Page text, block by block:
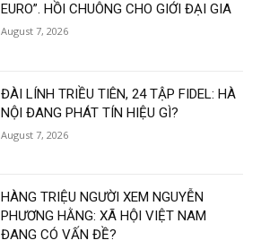
EURO”. HỒI CHUÔNG CHO GIỚI ĐẠI GIA
August 7, 2026
ĐÀI LÍNH TRIỀU TIÊN, 24 TẬP FIDEL: HÀ
NỘI ĐANG PHÁT TÍN HIỆU GÌ?
August 7, 2026
HÀNG TRIỆU NGƯỜI XEM NGUYỄN
PHƯƠNG HẰNG: XÃ HỘI VIỆT NAM
ĐANG CÓ VẤN ĐỀ?